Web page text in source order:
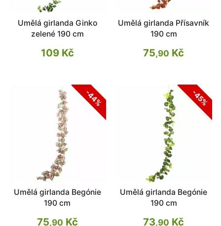
Umělá girlanda Ginko
zelené 190 cm
109 Kč
Umělá girlanda Přísavník
190 cm
75,90 Kč
-44%
Umělá girlanda Begónie
190 cm
75,90 Kč
-45%
Umělá girlanda Begónie
190 cm
73,90 Kč